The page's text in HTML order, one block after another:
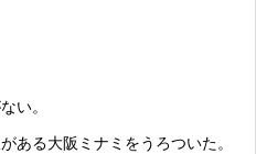
い。
ある大阪ミナミをうろついた。